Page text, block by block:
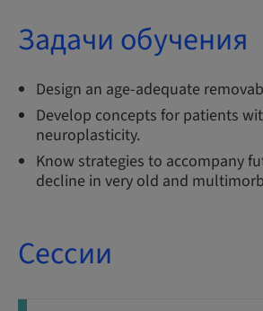
Задачи обучения
Design an age-adequate
Develop concepts for patients
neuroplasticity.
Know strategies to accompany
decline in very old and
Сессии